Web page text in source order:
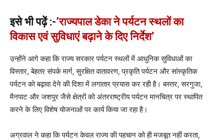
इसे भी पढ़ें :-’राज्यपाल डेका ने पर्यटन स्थलों का
विकास एवं सुविधाएं बढ़ाने के दिए निर्देश’
उन्होंने आगे कहा कि राज्य सरकार पर्यटन स्थलों में आधुनिक सुविधाओं का
विस्तार, बेहतर संपर्क मार्ग, सुरक्षित वातावरण, प्रकृति पर्यटन और सांस्कृतिक
पर्यटन को बढ़ावा देने की दिशा में लगातार प्रयास कर रही है। बस्तर, सरगुजा,
मैनपाट और जशपुर जैसे क्षेत्रों को अंतरराष्ट्रीय पर्यटन मानचित्र पर स्थापित
करने के लिए विशेष योजनाओं पर कार्य किया जा रहा है।
अग्रवाल ने कहा कि पर्यटन केवल राज्य की पहचान को ही मजबूत नहीं करता,